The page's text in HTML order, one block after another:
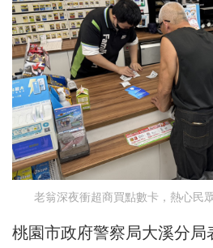
老翁深夜衝超商買點數卡，熱心民
桃園市政府警察局大溪分局